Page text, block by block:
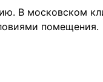
В московском
помещения.